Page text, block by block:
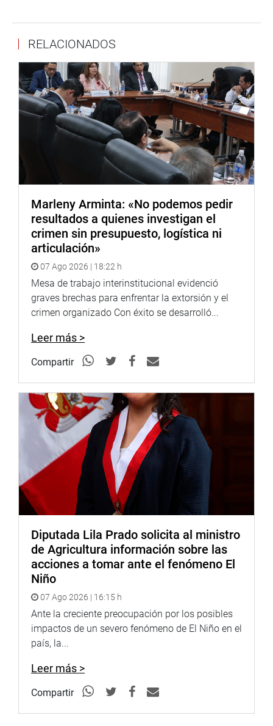
DESPACHO CONGRESAL
RELACIONADOS
Marleny Arminta: «No podemos pedir
resultados a quienes investigan el
crimen sin presupuesto, logística ni
articulación»
07 Ago 2026 | 18:22 h
Mesa de trabajo interinstitucional evidenció
graves brechas para enfrentar la extorsión y el
crimen organizado Con éxito se desarrolló...
Leer más >
Compartir
Diputada Lila Prado solicita al ministro
de Agricultura información sobre las
acciones a tomar ante el fenómeno El
Niño
07 Ago 2026 | 16:15 h
Ante la creciente preocupación por los posibles
impactos de un severo fenómeno de El Niño en el
país, la...
Leer más >
Compartir